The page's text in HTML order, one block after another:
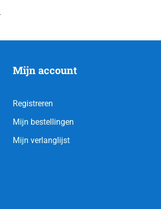
Mijn account
Registreren
Mijn bestellingen
Mijn verlanglijst